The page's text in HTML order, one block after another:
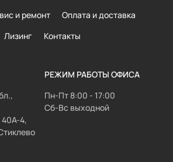
и ремонт
Оплата и доставка
Лизинг
Контакты
4,
РЕЖИМ РАБОТЫ ОФИСА
Пн-Пт 8:00 - 17:00
Сб-Вс выходной